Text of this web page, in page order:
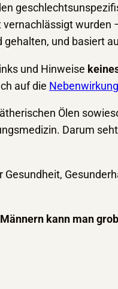
gehalten, und basiert
und Hinweise
auf die
Ölen
Darum
Gesundheit,
kann man